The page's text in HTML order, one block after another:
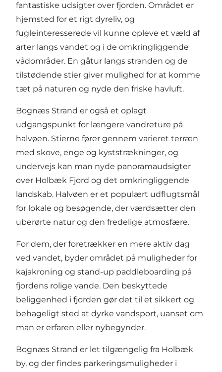
fantastiske udsigter over fjorden. Området er
hjemsted for et rigt dyreliv, og
fugleinteresserede vil kunne opleve et væld af
arter langs vandet og i de omkringliggende
vådområder. En gåtur langs stranden og de
tilstødende stier giver mulighed for at komme
tæt på naturen og nyde den friske havluft.
Bognæs Strand er også et oplagt
udgangspunkt for længere vandreture på
halvøen. Stierne fører gennem varieret terræn
med skove, enge og kyststrækninger, og
undervejs kan man nyde panoramaudsigter
over Holbæk Fjord og det omkringliggende
landskab. Halvøen er et populært udflugtsmål
for lokale og besøgende, der værdsætter den
uberørte natur og den fredelige atmosfære.
For dem, der foretrækker en mere aktiv dag
ved vandet, byder området på muligheder for
kajakroning og stand-up paddleboarding på
fjordens rolige vande. Den beskyttede
beliggenhed i fjorden gør det til et sikkert og
behageligt sted at dyrke vandsport, uanset om
man er erfaren eller nybegynder.
Bognæs Strand er let tilgængelig fra Holbæk
by, og der findes parkeringsmuligheder i